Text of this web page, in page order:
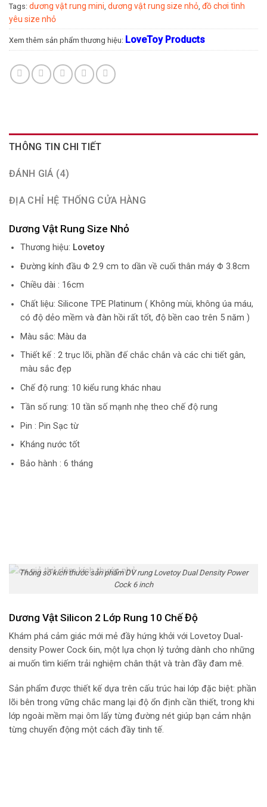
Tags: dương vật rung mini dương vật rung size nhỏ đồ chơi tình
yêu size nhỏ
Xem thêm sản phẩm thương hiệu: LoveToy Products
THÔNG TIN CHI TIẾT
ĐÁNH GIÁ (4)
ĐỊA CHỈ HỆ THỐNG CỬA HÀNG
Dương Vật Rung Size Nhỏ
Thương hiệu: Lovetoy
Đường kính đầu Φ 2.9 cm to dần về cuối thân máy Φ 3.8cm
Chiều dài : 16cm
Chất liệu: Silicone TPE Platinum ( Không mùi, không úa máu,
có độ dẻo mềm và đàn hồi rất tốt, độ bền cao trên 5 năm )
Màu sắc: Màu da
Thiết kế : 2 trục lõi, phần đế chắc chắn và các chi tiết gân,
màu sắc đẹp
Chế độ rung: 10 kiểu rung khác nhau
Tần số rung: 10 tần số mạnh nhẹ theo chế độ rung
Pin : Pin Sạc từ
Kháng nước tốt
Bảo hành : 6 tháng
Thông số kích thước sản phẩm DV rung Lovetoy Dual Density Power
Cock 6 inch
Dương Vật Silicon 2 Lớp Rung 10 Chế Độ
Khám phá cảm giác mới mẻ đầy hứng khởi với Lovetoy Dual-
density Power Cock 6in, một lựa chọn lý tưởng dành cho những
ai muốn tìm kiếm trải nghiệm chân thật và tràn đầy đam mê.
Sản phẩm được thiết kế dựa trên cấu trúc hai lớp đặc biệt: phần
lõi bên trong vững chắc mang lại độ ổn định cần thiết, trong khi
lớp ngoài mềm mại ôm lấy từng đường nét giúp bạn cảm nhận
từng chuyển động một cách đầy tinh tế.